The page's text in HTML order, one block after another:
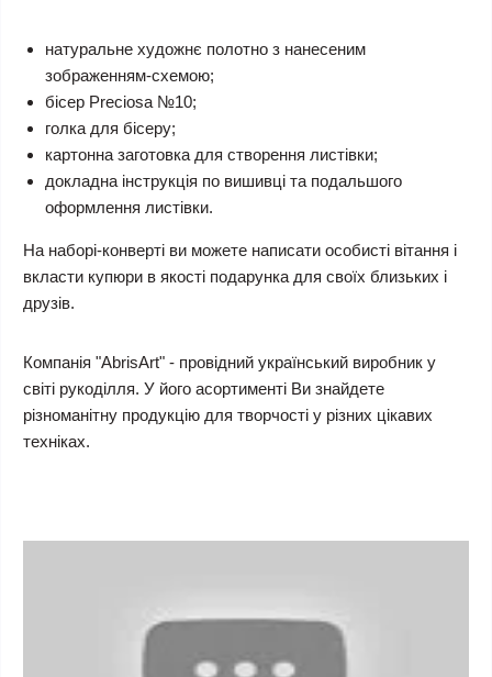
натуральне художнє полотно з нанесеним
зображенням-схемою;
бісер Preciosa №10;
голка для бісеру;
картонна заготовка для створення листівки;
докладна інструкція по вишивці та подальшого
оформлення листівки.
На наборі-конверті ви можете написати особисті вітання і
вкласти купюри в якості подарунка для своїх близьких і
друзів.
Компанія "AbrisArt" - провідний український виробник у
світі рукоділля. У його асортименті Ви знайдете
різноманітну продукцію для творчості у різних цікавих
техніках.